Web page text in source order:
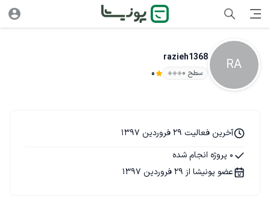
RA
razieh1368
سطح ۰ 0
آخرین فعالیت 29 فروردین 1397
0 پروژه انجام شده
عضو پونیشا از 29 فروردین 1397